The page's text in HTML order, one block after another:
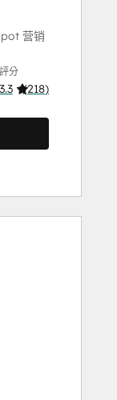
营销
評分
3.3 (218)